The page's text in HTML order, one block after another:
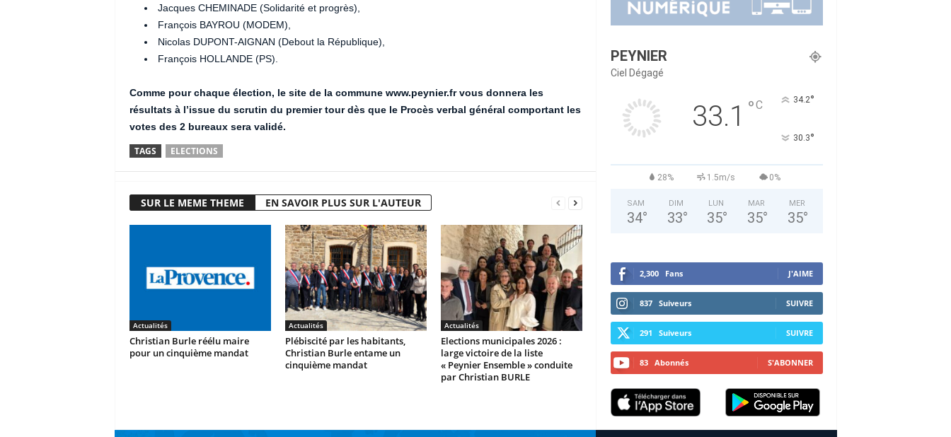
Jacques CHEMINADE (Solidarité et progrès),
François BAYROU (MODEM),
Nicolas DUPONT-AIGNAN (Debout la République),
François HOLLANDE (PS).
Comme pour chaque élection, le site de la commune www.peynier.fr vous donnera les
résultats à l’issue du scrutin du premier tour dès que le Procès verbal général comportant les
votes des 2 bureaux sera validé.
TAGS ELECTIONS
SUR LE MEME THEME EN SAVOIR PLUS SUR L'AUTEUR
Actualités
Christian Burle réélu maire
pour un cinquième mandat
Actualités
Plébiscité par les habitants,
Christian Burle entame un
cinquième mandat
Actualités
Elections municipales 2026 :
large victoire de la liste
« Peynier Ensemble » conduite
par Christian BURLE
PEYNIER
Ciel Dégagé
33.1 °C 34.2°
30.3°
28% 1.5m/s 0%
SAM
34°
DIM
33°
LUN
35°
MAR
35°
MER
35°
2,300 Fans J'AIME
837 Suiveurs SUIVRE
291 Suiveurs SUIVRE
83 Abonnés S'ABONNER